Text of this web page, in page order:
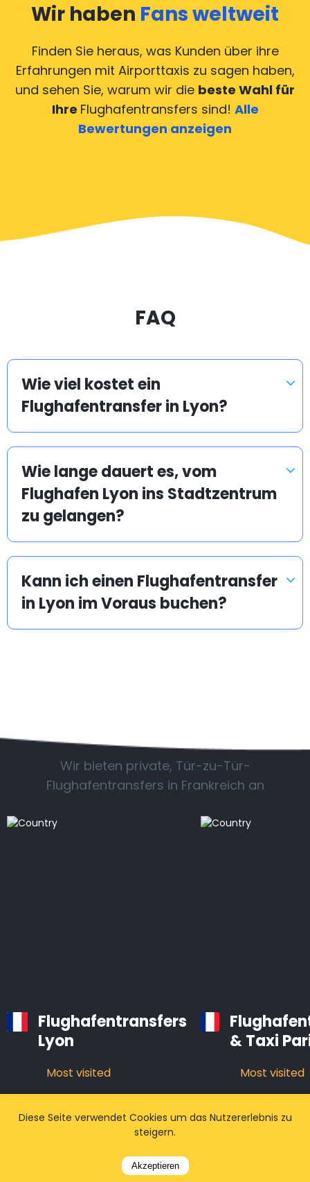
Wir haben Fans weltweit
Finden Sie heraus, was Kunden über ihre
Erfahrungen mit Airporttaxis zu sagen haben,
und sehen Sie, warum wir die beste Wahl für
Ihre Flughafentransfers sind! Alle
Bewertungen anzeigen
FAQ
Wie viel kostet ein
Flughafentransfer in Lyon?
Wie lange dauert es, vom
Flughafen Lyon ins Stadtzentrum
zu gelangen?
Kann ich einen Flughafentransfer
in Lyon im Voraus buchen?
Wir bieten private, Tür-zu-Tür-
Flughafentransfers in Frankreich an
Flughafentransfers
Lyon
Most visited
& Taxi
Most visited
Diese Seite verwendet Cookies um das Nutzererlebnis zu
steigern.
Akzeptieren